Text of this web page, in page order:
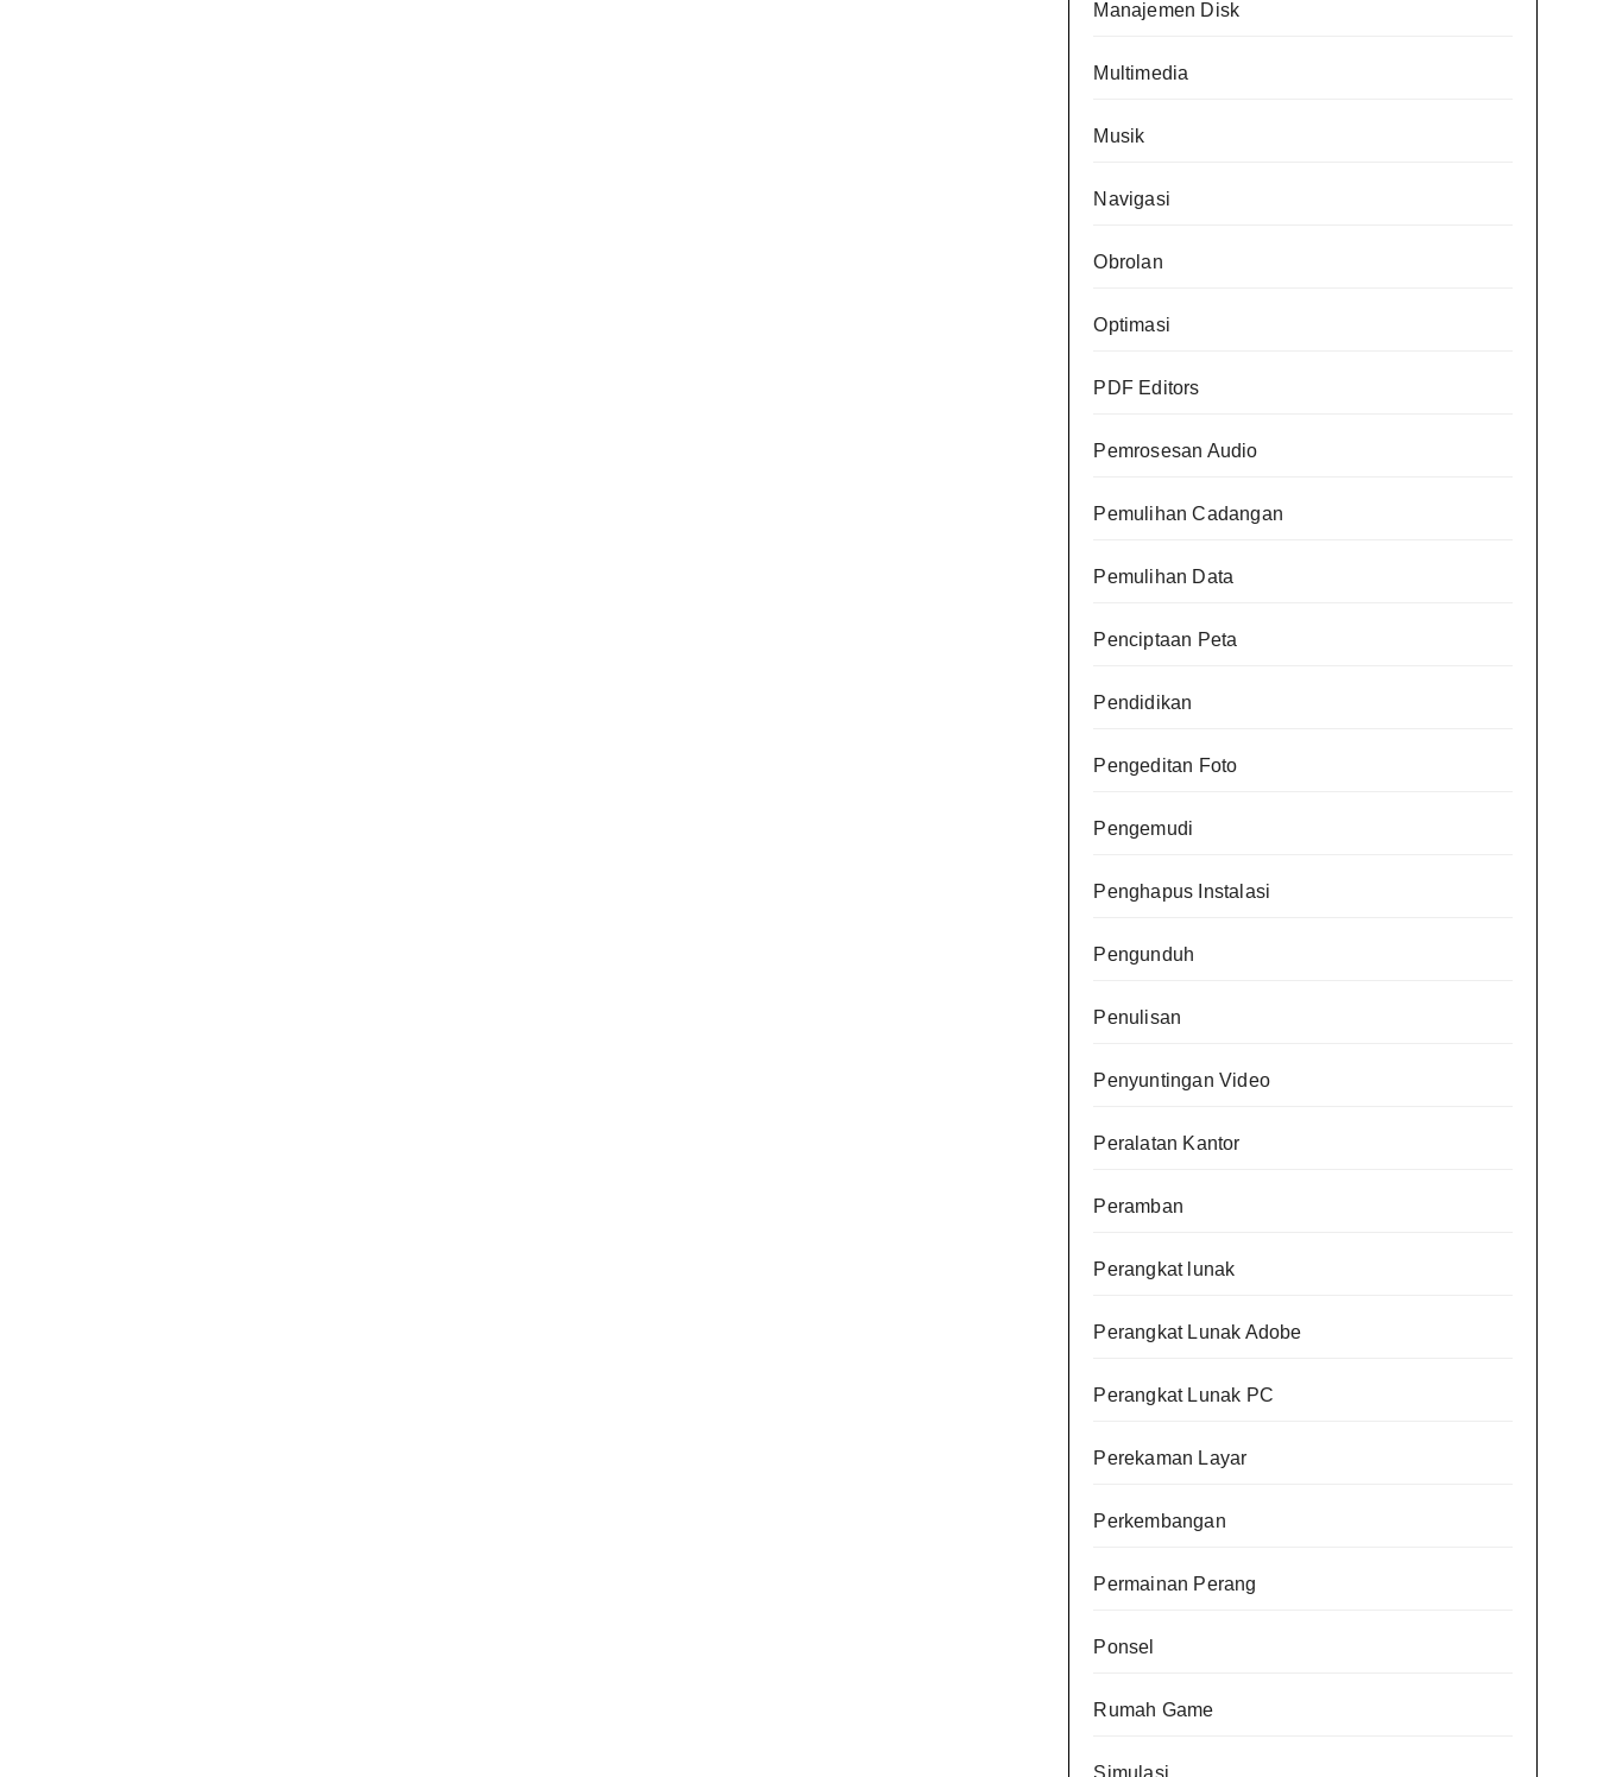
Manajemen Disk
Multimedia
Musik
Navigasi
Obrolan
Optimasi
PDF Editors
Pemrosesan Audio
Pemulihan Cadangan
Pemulihan Data
Penciptaan Peta
Pendidikan
Pengeditan Foto
Pengemudi
Penghapus Instalasi
Pengunduh
Penulisan
Penyuntingan Video
Peralatan Kantor
Peramban
Perangkat lunak
Perangkat Lunak Adobe
Perangkat Lunak PC
Perekaman Layar
Perkembangan
Permainan Perang
Ponsel
Rumah Game
Simulasi